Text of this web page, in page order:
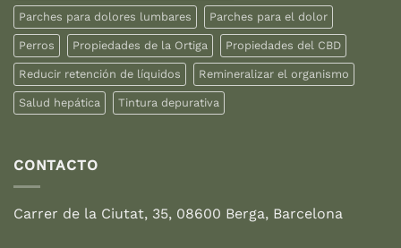
Parches para dolores lumbares Parches para el dolor
Perros Propiedades de la Ortiga Propiedades del CBD
Reducir retención de líquidos Remineralizar el organismo
Salud hepática Tintura depurativa
CONTACTO
Carrer de la Ciutat, 35, 08600 Berga, Barcelona